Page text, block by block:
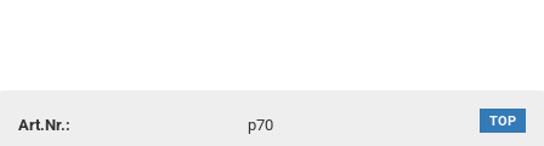
TOP
Art.Nr.:
p70